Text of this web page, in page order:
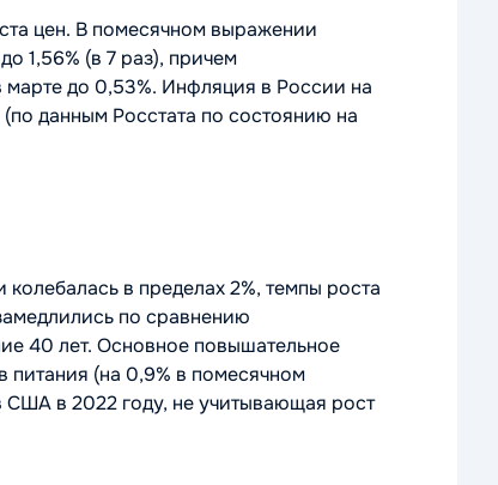
цен. В помесячном выражении
1,56% (в 7 раз), причем
марте до 0,53%. Инфляция в России на
данным Росстата по состоянию на
в пределах 2%, темпы роста
по сравнению
40 лет. Основное повышательное
(на 0,9% в помесячном
в 2022 году, не учитывающая рост